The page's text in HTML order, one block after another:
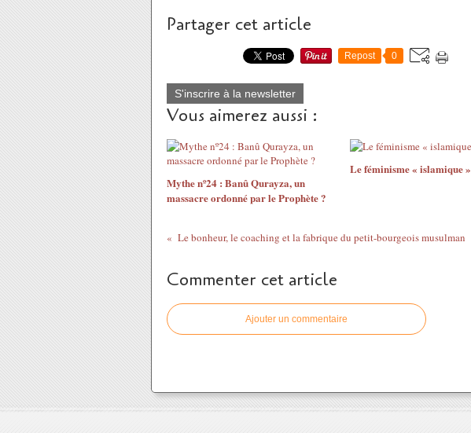
Partager cet article
Repost 0
S'inscrire à la newsletter
Vous aimerez aussi :
Mythe nº24 : Banû Qurayza, un
massacre ordonné par le Prophète ?
Le féminisme « islamique »
Le bonheur, le coaching et la fabrique du petit-bourgeois musulman
Commenter cet article
Ajouter un commentaire